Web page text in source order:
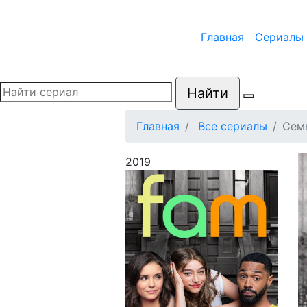
Главная Сериалы
Найти
Главная Все сериалы
2019